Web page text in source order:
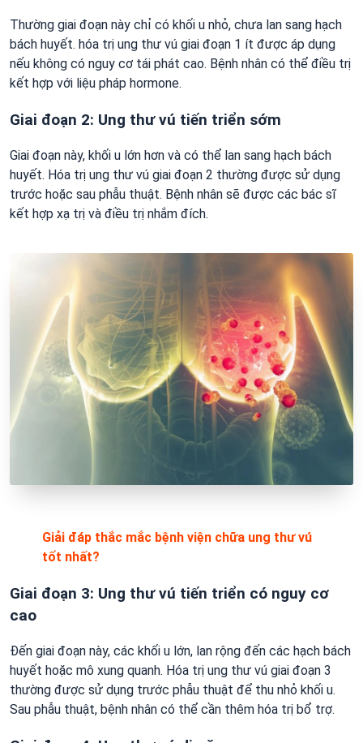
Thường giai đoạn này chỉ có khối u nhỏ, chưa lan sang hạch
bách huyết. hóa trị ung thư vú giai đoạn 1 ít được áp dụng
nếu không có nguy cơ tái phát cao. Bệnh nhân có thể điều trị
kết hợp với liệu pháp hormone.
Giai đoạn 2: Ung thư vú tiến triển sớm
Giai đoạn này, khối u lớn hơn và có thể lan sang hạch bách
huyết. Hóa trị ung thư vú giai đoạn 2 thường được sử dụng
trước hoặc sau phẫu thuật. Bệnh nhân sẽ được các bác sĩ
kết hợp xạ trị và điều trị nhắm đích.
Giải đáp thắc mắc bệnh viện chữa ung thư vú
tốt nhất?
Giai đoạn 3: Ung thư vú tiến triển có nguy cơ
cao
Đến giai đoạn này, các khối u lớn, lan rộng đến các hạch bách
huyết hoặc mô xung quanh. Hóa trị ung thư vú giai đoạn 3
thường được sử dụng trước phẫu thuật để thu nhỏ khối u.
Sau phẫu thuật, bệnh nhân có thể cần thêm hóa trị bổ trợ.